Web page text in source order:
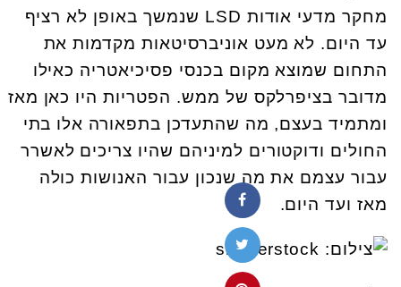
מחקר מדעי אודות LSD שנמשך באופן לא רציף
עד היום. לא מעט אוניברסיטאות מקדמות את
התחום שמוצא מקום בכנסי פסיכיאטריה כאילו
מדובר בציפרלקס של ממש. הפטריות היו כאן מאז
ומתמיד בעצם, מה שהתעדכן בתפאורה אלו בתי
החולים ודוקטורים למיניהם שהיו צריכים לאשרר
עבור עצמם את מה שנכון עבור האנושות כולה
מאז ועד היום.